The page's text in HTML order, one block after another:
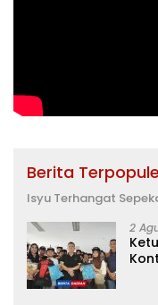
Berita
Isyu Terhangat
2